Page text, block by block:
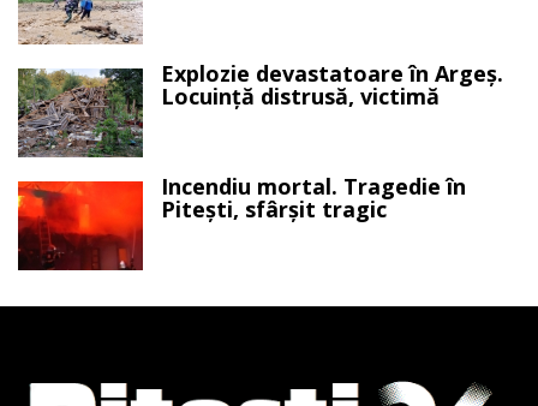
Explozie devastatoare în Argeș.
Locuință distrusă, victimă
Incendiu mortal. Tragedie în
Pitești, sfârșit tragic